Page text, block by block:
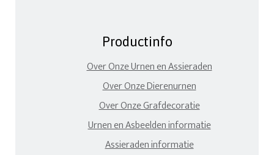
Productinfo
Over Onze Urnen en Assieraden
Over Onze Dierenurnen
Over Onze Grafdecoratie
Urnen en Asbeelden informatie
Assieraden informatie